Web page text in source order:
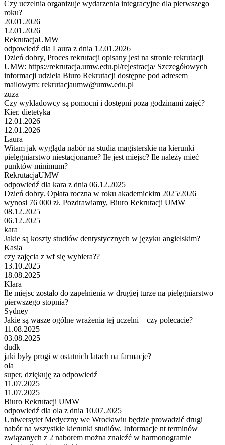
Czy uczelnia organizuje wydarzenia integracyjne dla pierwszego
roku?
20.01.2026
12.01.2026
RekrutacjaUMW
odpowiedź dla Laura z dnia 12.01.2026
Dzień dobry, Proces rekrutacji opisany jest na stronie rekrutacji
UMW: https://rekrutacja.umw.edu.pl/rejestracja/ Szczegółowych
informacji udziela Biuro Rekrutacji dostępne pod adresem
mailowym: rekrutacjaumw@umw.edu.pl
zuza
Czy wykładowcy są pomocni i dostępni poza godzinami zajęć?
Kier. dietetyka
12.01.2026
12.01.2026
Laura
Witam jak wygląda nabór na studia magisterskie na kierunki
pielęgniarstwo niestacjonarne? Ile jest miejsc? Ile należy mieć
punktów minimum?
RekrutacjaUMW
odpowiedź dla kara z dnia 06.12.2025
Dzień dobry. Opłata roczna w roku akademickim 2025/2026
wynosi 76 000 zł. Pozdrawiamy, Biuro Rekrutacji UMW
08.12.2025
06.12.2025
kara
Jakie są koszty studiów dentystycznych w języku angielskim?
Kasia
czy zajęcia z wf się wybiera??
13.10.2025
18.08.2025
Klara
Ile miejsc zostało do zapełnienia w drugiej turze na pielęgniarstwo
pierwszego stopnia?
Sydney
Jakie są wasze ogólne wrażenia tej uczelni – czy polecacie?
11.08.2025
03.08.2025
dudk
jaki były progi w ostatnich latach na farmacje?
ola
super, dziękuję za odpowiedź
11.07.2025
11.07.2025
Biuro Rekrutacji UMW
odpowiedź dla ola z dnia 10.07.2025
Uniwersytet Medyczny we Wrocławiu będzie prowadzić drugi
nabór na wszystkie kierunki studiów. Informacje nt terminów
związanych z 2 naborem można znaleźć w harmonogramie